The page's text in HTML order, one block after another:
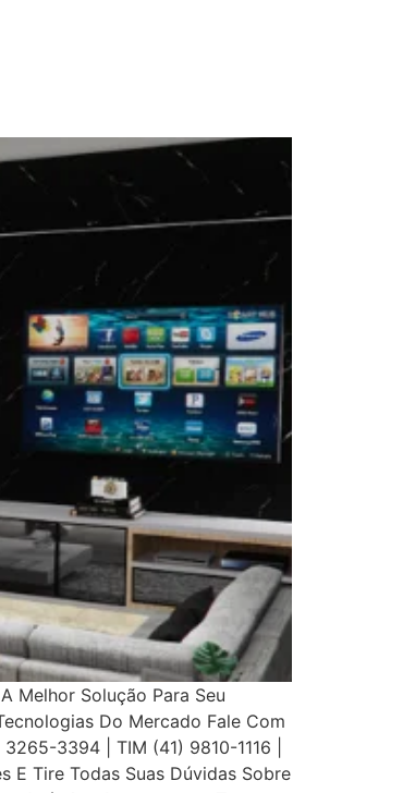
Melhor Solução Para Seu
Do Mercado Fale Com
3394 | TIM (41) 9810-1116 |
E Tire Todas Suas Dúvidas Sobre